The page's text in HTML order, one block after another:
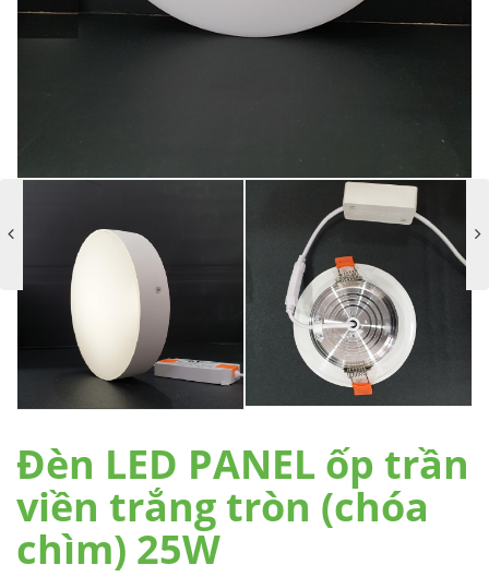
Đèn LED PANEL ốp trần
viền trắng tròn (chóa
chìm) 25W